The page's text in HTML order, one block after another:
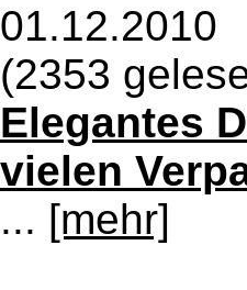
01.12.2010
(2353
Elegantes
vielen
... [mehr]